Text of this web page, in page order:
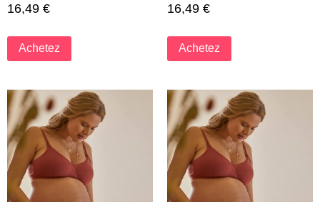
16,49 €
Achetez
16,49 €
Achetez